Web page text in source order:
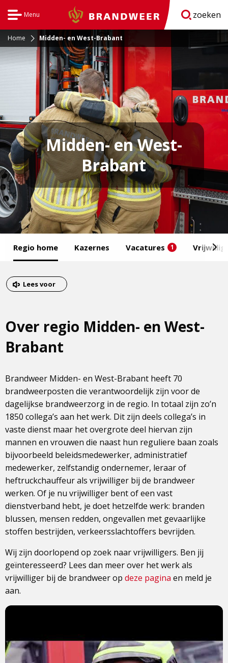
Menu Brandweer zoeken
Home Midden- en West-Brabant
Midden- en West-
Brabant
van
het
menu
Regio home Kazernes Vacatures 1
van
het
Dit
externe
pagina
Lees voor
Over regio Midden- en West-
Brabant
Brandweer Midden- en West-Brabant heeft 70
brandweerposten die verantwoordelijk zijn voor de
dagelijkse brandweerzorg in de regio. In totaal zijn zo’n
1850 collega’s aan het werk. Dit zijn deels collega’s in
vaste dienst maar het overgrote deel hiervan zijn
mannen en vrouwen die naast hun reguliere baan zoals
bijvoorbeeld beleidsmedewerker, administratief
medewerker, zelfstandig ondernemer, leraar of
heftruckchauffeur als vrijwilliger bij de brandweer
werken. Of je nu vrijwilliger bent of een vast
dienstverband hebt, je doet hetzelfde werk: branden
blussen, mensen redden, ongevallen met gevaarlijke
stoffen bestrijden, verkeersslachtoffers bevrijden.
Wij zijn doorlopend op zoek naar vrijwilligers. Ben jij
geïnteresseerd? Lees dan meer over het werk als
vrijwilliger bij de brandweer op deze pagina en meld je
aan.